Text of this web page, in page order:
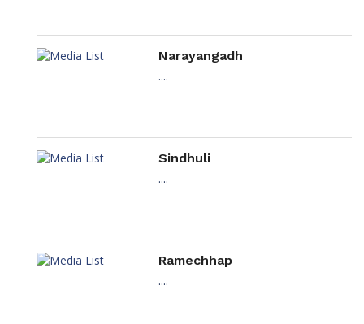
Narayangadh
....
Sindhuli
....
Ramechhap
....